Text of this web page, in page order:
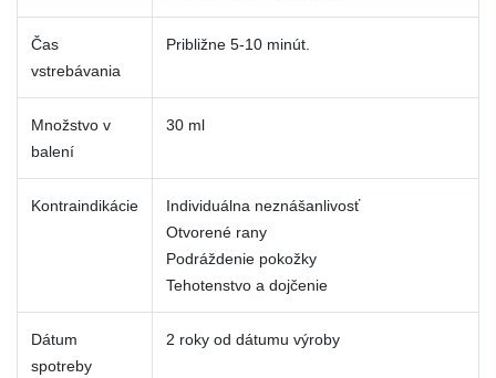
Čas
vstrebávania
Približne 5-10 minút.
Množstvo v
balení
30 ml
Kontraindikácie
Individuálna neznášanlivosť
Otvorené rany
Podráždenie pokožky
Tehotenstvo a dojčenie
Dátum
spotreby
2 roky od dátumu výroby